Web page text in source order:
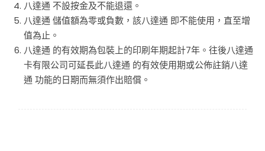
八達通 不設按金及不能退還。
八達通 儲值額為零或負數，該八達通 即不能使用，直至增
值為止。
八達通 的有效期為包裝上的印刷年期起計7年。往後八達通
卡有限公司可延長此八達通 的有效使用期或公佈註銷八達
通 功能的日期而無須作出賠償。